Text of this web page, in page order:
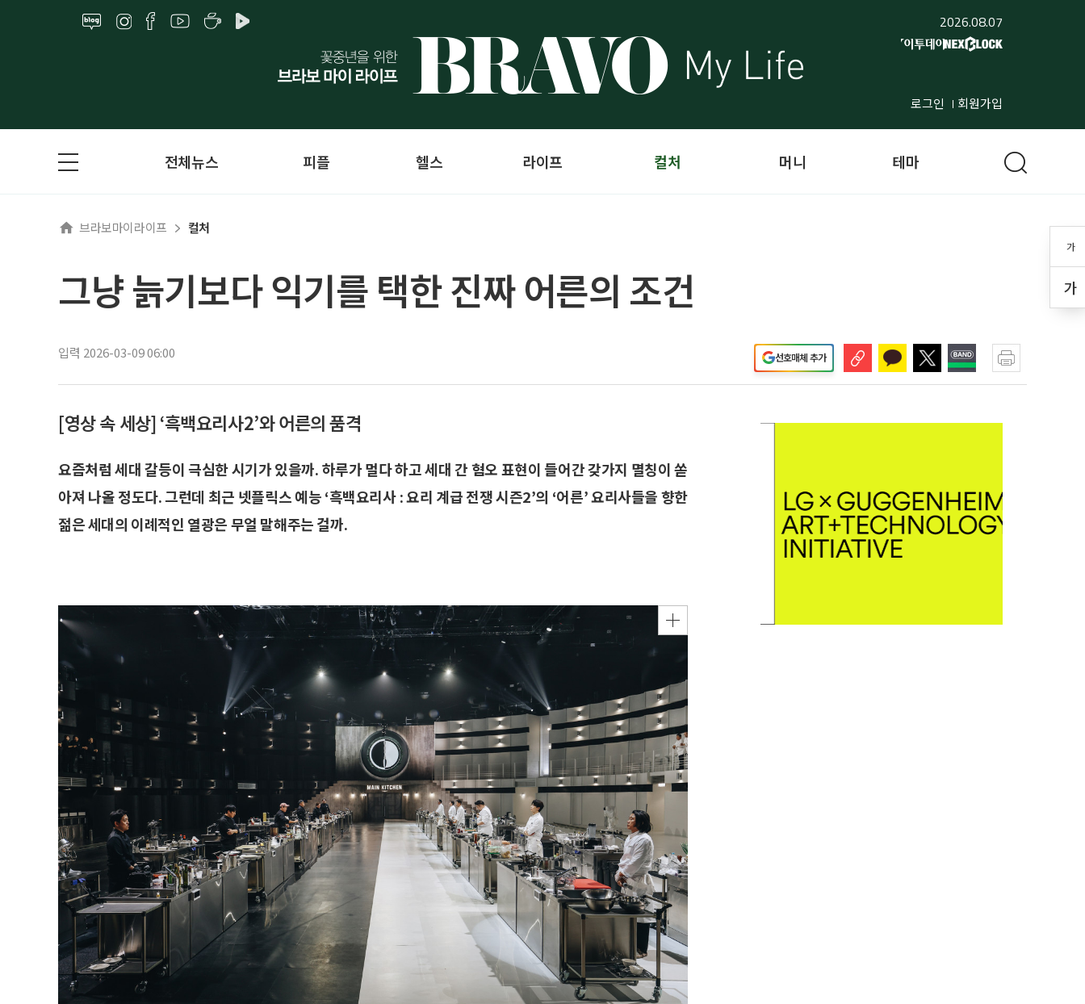
2026.08.07
로그인 회원가입
가
가
전체뉴스 피플 헬스 라이프 컬처 머니 테마
브라보마이라이프 컬처
그냥 늙기보다 익기를 택한 진짜 어른의 조건
입력 2026-03-09 06:00 선호매체 추가
[영상 속 세상] ‘흑백요리사2’와 어른의 품격
요즘처럼 세대 갈등이 극심한 시기가 있을까. 하루가 멀다 하고 세대 간 혐오 표현이 들어간 갖가지 멸칭이 쏟
아져 나올 정도다. 그런데 최근 넷플릭스 예능 ‘흑백요리사 : 요리 계급 전쟁 시즌2’의 ‘어른’ 요리사들을 향한
젊은 세대의 이례적인 열광은 무얼 말해주는 걸까.